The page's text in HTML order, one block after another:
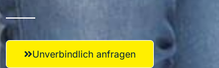
Unverbindlich anfragen